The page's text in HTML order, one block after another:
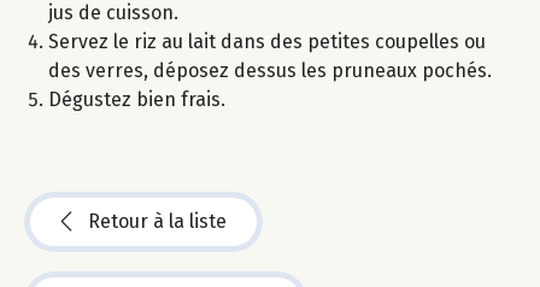
jus de cuisson.
Servez le riz au lait dans des petites coupelles ou
des verres, déposez dessus les pruneaux pochés.
Dégustez bien frais.
Retour à la liste